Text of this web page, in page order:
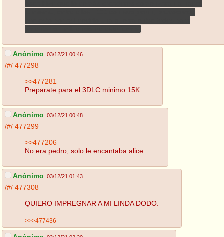
Anónimo 03/12/21 00:46
/#/ 477298
>>477281
Preparate para el 3DLC minimo 15K
Anónimo 03/12/21 00:48
/#/ 477299
>>477206
No era pedro, solo le encantaba alice.
Anónimo 03/12/21 01:43
/#/ 477308
QUIERO IMPREGNAR A MI LINDA DODO.
>>>477436